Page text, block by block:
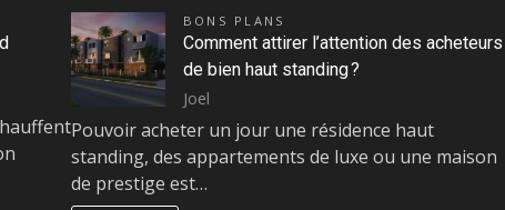
BONS PLANS
Comment attirer l’attention des acheteurs
de bien haut standing ?
Joel
Pouvoir acheter un jour une résidence haut
standing, des appartements de luxe ou une maison
de prestige est…